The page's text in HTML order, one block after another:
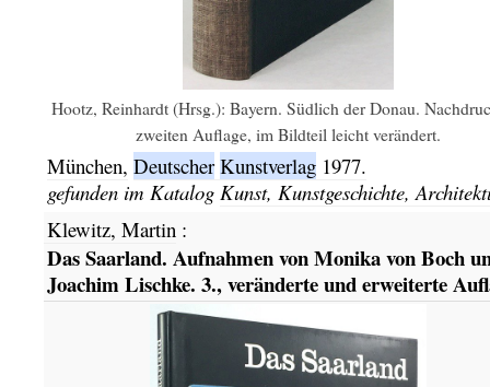
Hootz, Reinhardt (Hrsg.): Bayern. Südlich der Donau.
zweiten Auflage, im Bildteil leicht verändert.
München, Deutscher Kunstverlag 1977.
gefunden im Katalog Kunst, Kunstgeschichte,
Klewitz, Martin :
Das Saarland. Aufnahmen von Monika von Boch
Joachim Lischke. 3., veränderte und erweiterte